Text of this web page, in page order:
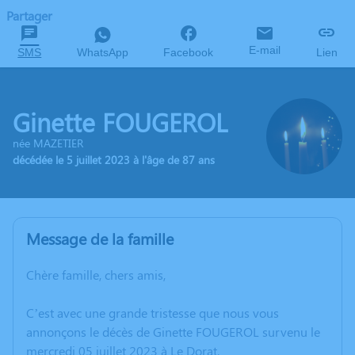
Partager
SMS WhatsApp Facebook E-mail Lien
Ginette FOUGEROL
née MAZETIER
décédée le 5 juillet 2023 à l'âge de 87 ans
Message de la famille
Chère famille, chers amis,
C’est avec une grande tristesse que nous vous
annonçons le décès de Ginette FOUGEROL survenu le
mercredi 05 juillet 2023 à Le Dorat.